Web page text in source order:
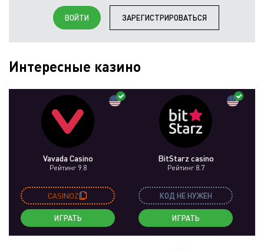
ВОЙТИ ЗАРЕГИСТРИРОВАТЬСЯ
Интересные казино
Vavada Casino
Рейтинг 9.8
CASINOZ
ИГРАТЬ
BitStarz casino
Рейтинг 8.7
КОД НЕ НУЖЕН
ИГРАТЬ